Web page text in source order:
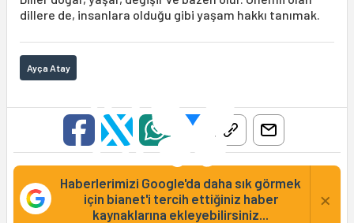
dillere de, insanlara olduğu gibi yaşam hakkı tanımak.
Ayça Atay
Haberlerimizi Google'da daha sık görmek
için bianet'i tercih ettiğiniz haber
kaynaklarına ekleyebilirsiniz...
×